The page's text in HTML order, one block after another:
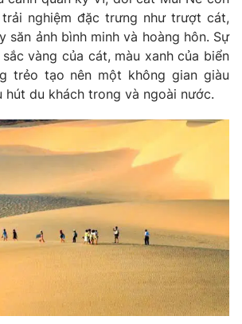
trải nghiệm đặc trưng như trượt cát,
săn ảnh bình minh và hoàng hôn. Sự
vàng của cát, màu xanh của biển
trẻo tạo nên một không gian giàu
hút du khách trong và ngoài nước.